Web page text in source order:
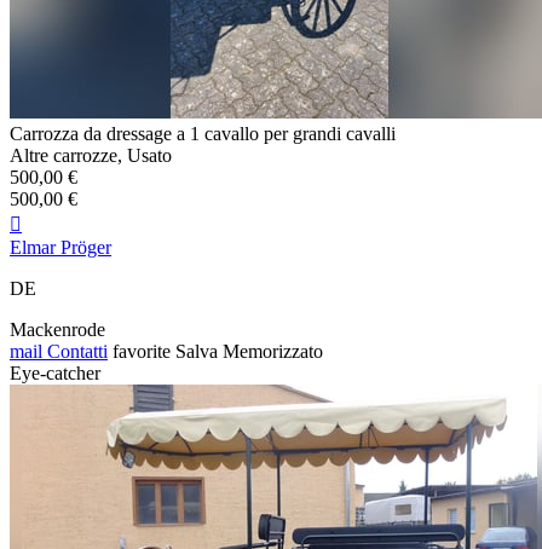
Carrozza da dressage a 1 cavallo per grandi cavalli
Altre carrozze, Usato
500,00 €
500,00 €

Elmar Pröger
DE
Mackenrode
mail Contatti favorite Salva Memorizzato
Eye-catcher